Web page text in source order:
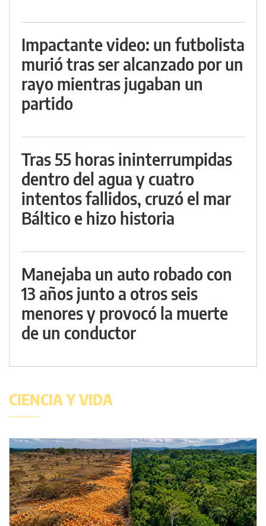
Impactante video: un futbolista
murió tras ser alcanzado por un
rayo mientras jugaban un
partido
Tras 55 horas ininterrumpidas
dentro del agua y cuatro
intentos fallidos, cruzó el mar
Báltico e hizo historia
Manejaba un auto robado con
13 años junto a otros seis
menores y provocó la muerte
de un conductor
CIENCIA Y VIDA